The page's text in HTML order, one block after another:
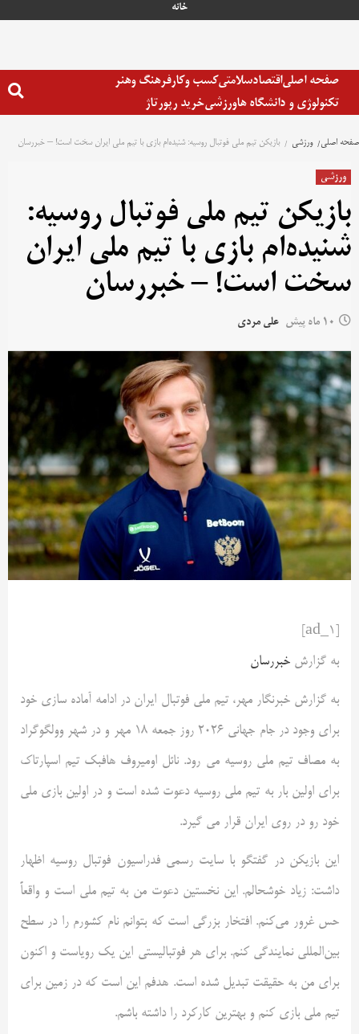
خانه
صفحه اصلیاقتصادسلامتیکسب وکارفرهنگ وهنر
تکنولوژی و دانشگاه هاورزشیخرید رپورتاژ
صفحه اصلی ورزشی بازیکن تیم ملی فوتبال روسیه: شنیده‌ام بازی با تیم ملی ایران سخت است! – خبررسان
ورزشی
بازیکن تیم ملی فوتبال روسیه:
شنیده‌ام بازی با تیم ملی ایران
سخت است! – خبررسان
10 ماه پیش علی مردی
به گزارش خبررسان
به گزارش خبرنگار مهر، تیم ملی فوتبال ایران در ادامه آماده سازی خود
برای وجود در جام جهانی ۲۰۲۶ روز جمعه ۱۸ مهر و در شهر وولگوگراد
به مصاف تیم ملی روسیه می رود. نائل اومیروف هافبک تیم اسپارتاک
برای اولین بار به تیم ملی روسیه دعوت شده است و در اولین بازی ملی
خود رو در روی ایران قرار می گیرد.
این بازیکن در گفتگو با سایت رسمی فدراسیون فوتبال روسیه اظهار
داشت: زیاد خوشحالم. این نخستین دعوت من به تیم ملی است و واقعاً
حس غرور می‌کنم. افتخار بزرگی است که بتوانم نام کشورم را در سطح
بین‌المللی نمایندگی کنم. برای هر فوتبالیستی این یک رویاست و اکنون
برای من به حقیقت تبدیل شده است. هدفم این است که در زمین برای
تیم ملی بازی کنم و بهترین کارکرد را داشته باشم.